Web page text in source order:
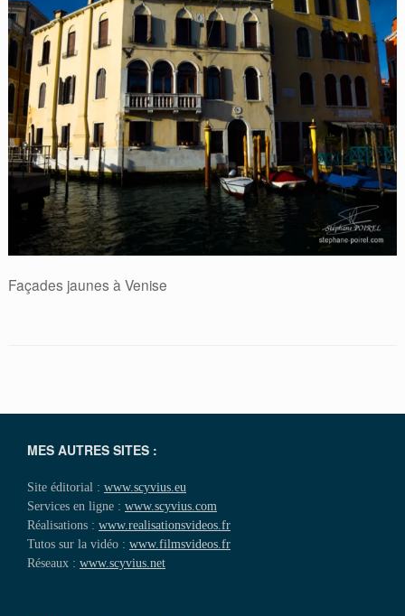
Façades jaunes à Venise
MES AUTRES SITES :
Site éditorial : www.scyvius.eu
Services en ligne : www.scyvius.com
Réalisations : www.realisationsvideos.fr
Tutos sur la vidéo : www.filmsvideos.fr
Réseaux : www.scyvius.net